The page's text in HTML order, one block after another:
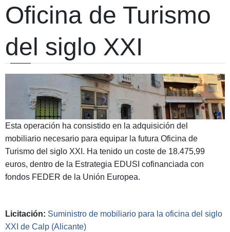
Oficina de Turismo
del siglo XXI
Esta operación ha consistido en la adquisición del
mobiliario necesario para equipar la futura Oficina de
Turismo del siglo XXI. Ha tenido un coste de 18.475,99
euros, dentro de la Estrategia EDUSI cofinanciada con
fondos FEDER de la Unión Europea.
Licitación: Suministro de mobiliario para la oficina del siglo
XXI de Calp (Alicante)